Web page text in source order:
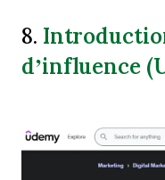
8.
d’influence